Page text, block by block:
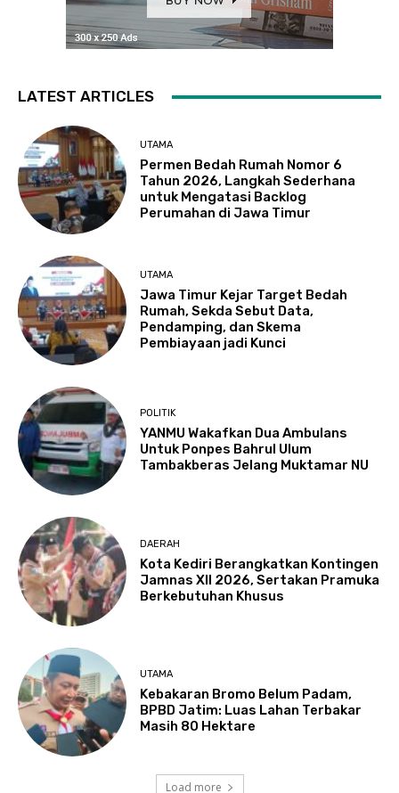
LATEST ARTICLES
UTAMA
Permen Bedah Rumah Nomor 6
Tahun 2026, Langkah Sederhana
untuk Mengatasi Backlog
Perumahan di Jawa Timur
UTAMA
Jawa Timur Kejar Target Bedah
Rumah, Sekda Sebut Data,
Pendamping, dan Skema
Pembiayaan jadi Kunci
POLITIK
YANMU Wakafkan Dua Ambulans
Untuk Ponpes Bahrul Ulum
Tambakberas Jelang Muktamar NU
DAERAH
Kota Kediri Berangkatkan Kontingen
Jamnas XII 2026, Sertakan Pramuka
Berkebutuhan Khusus
UTAMA
Kebakaran Bromo Belum Padam,
BPBD Jatim: Luas Lahan Terbakar
Masih 80 Hektare
Load more